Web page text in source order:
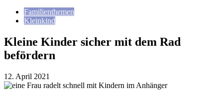
Familienthemen
Kleinkind
Kleine Kinder sicher mit dem Rad
befördern
12. April 2021